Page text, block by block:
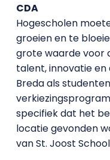
CDA
Hogescholen
groeien en te
grote waarde voor
talent, innovatie
Breda als
specifiek dat het
locatie gevonden
van St. Joost